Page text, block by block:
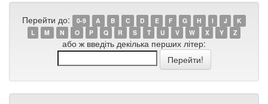
Перейти до: 0-9 A B C D E F G H I J
K
L
M N O P Q R S T U V W X Y Z
або ж введіть декілька перших літер: